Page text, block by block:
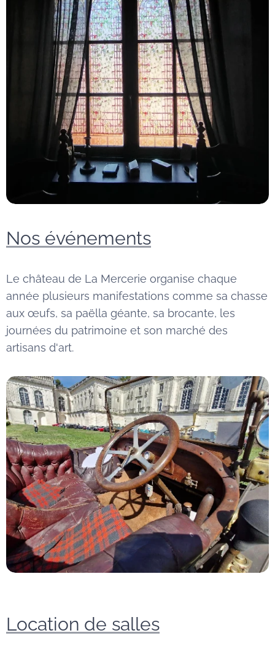
Nos événements
Le château de La Mercerie organise chaque
année plusieurs manifestations comme sa chasse
aux œufs, sa paëlla géante, sa brocante, les
journées du patrimoine et son marché des
artisans d'art.
Location de salles